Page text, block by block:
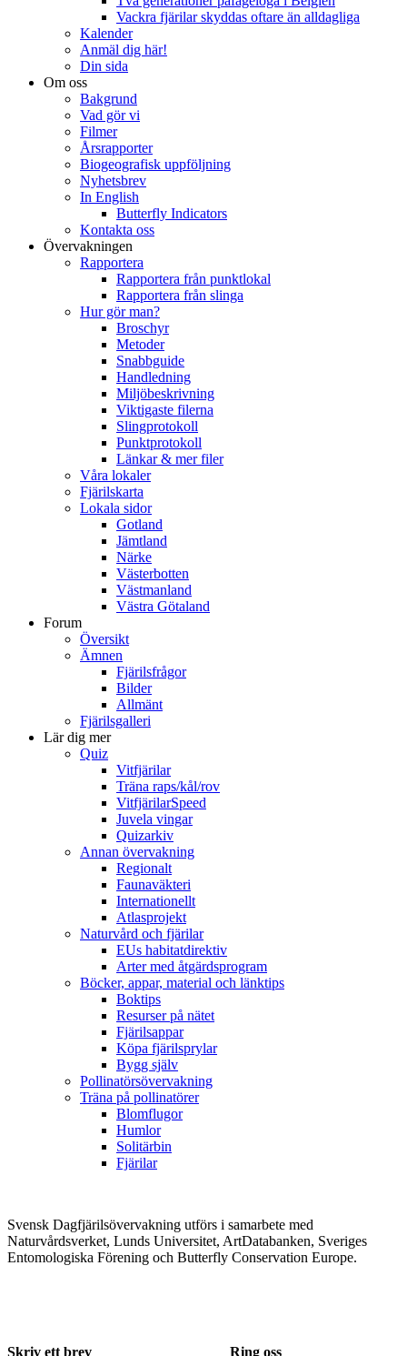
Vackra fjärilar skyddas oftare än alldagliga
Kalender
Anmäl dig här!
Din sida
Om oss
Bakgrund
Vad gör vi
Filmer
Årsrapporter
Biogeografisk uppföljning
Nyhetsbrev
In English
Butterfly Indicators
Kontakta oss
Övervakningen
Rapportera
Rapportera från punktlokal
Rapportera från slinga
Hur gör man?
Broschyr
Metoder
Snabbguide
Handledning
Miljöbeskrivning
Viktigaste filerna
Slingprotokoll
Punktprotokoll
Länkar & mer filer
Våra lokaler
Fjärilskarta
Lokala sidor
Gotland
Jämtland
Närke
Västerbotten
Västmanland
Västra Götaland
Forum
Översikt
Ämnen
Fjärilsfrågor
Bilder
Allmänt
Fjärilsgalleri
Lär dig mer
Quiz
Vitfjärilar
Träna raps/kål/rov
VitfjärilarSpeed
Juvela vingar
Quizarkiv
Annan övervakning
Regionalt
Faunaväkteri
Internationellt
Atlasprojekt
Naturvård och fjärilar
EUs habitatdirektiv
Arter med åtgärdsprogram
Böcker, appar, material och länktips
Boktips
Resurser på nätet
Fjärilsappar
Köpa fjärilsprylar
Bygg själv
Pollinatörsövervakning
Träna på pollinatörer
Blomflugor
Humlor
Solitärbin
Fjärilar
Svensk Dagfjärilsövervakning utförs i samarbete med
Naturvårdsverket, Lunds Universitet, ArtDatabanken, Sveriges
Entomologiska Förening och Butterfly Conservation Europe.
Skriv ett brev Ring oss